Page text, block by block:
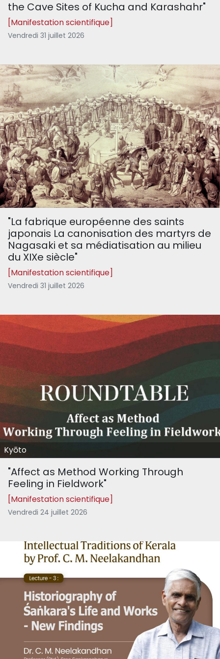
the Cave Sites of Kucha and Karashahr"
[Manifestation scientifique]
Vendredi 31 juillet 2026
"La fabrique européenne des saints
japonais La canonisation des martyrs de
Nagasaki et sa médiatisation au milieu
du XIXe siècle"
[Manifestation scientifique]
Vendredi 31 juillet 2026
Kyōto
"Affect as Method Working Through
Feeling in Fieldwork"
[Manifestation scientifique]
Vendredi 24 juillet 2026